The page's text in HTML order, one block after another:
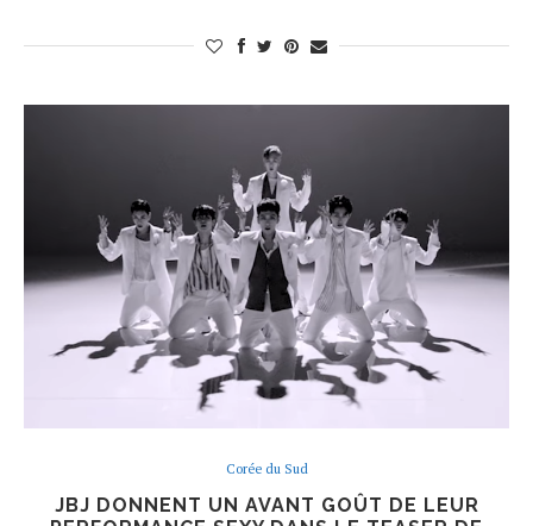
Corée du Sud
JBJ DONNENT UN AVANT GOÛT DE LEUR